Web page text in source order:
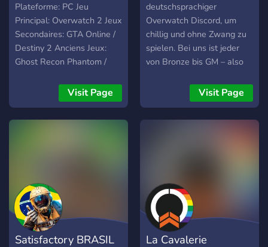
Plateforme: PC Jeu
Principal: Overwatch 2 Jeux
Secondaires: GTA Online /
Destiny 2 Anciens Jeux:
Ghost Recon Phantom /
Ancien Nom de Team: G60
/ R1V4L1TY / Equilibrium
Existe depuis: 2014
Visit Page
deutschsprachiger
Overwatch Discord, um
chillig und ohne Zwang zu
spielen. Bei uns ist jeder
von Bronze bis GM – also
willkommen, ein
freundliches Miteinander
steht im Vordergrund. Hier
Gameplay Kanäle -
Freundliche Community -
Custom Emotes
Visit Page
Satisfactory BRASIL
La Cavalerie